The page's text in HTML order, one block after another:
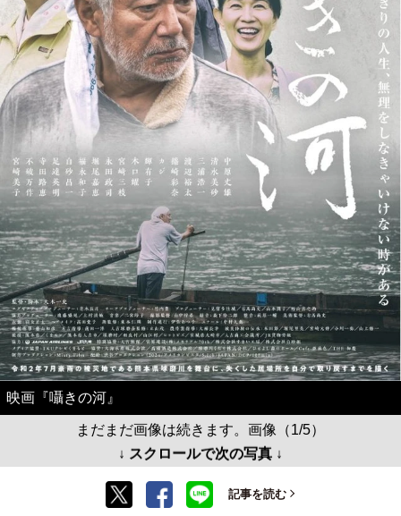
映画『囁きの河』
まだまだ画像は続きます。画像（1/5）
↓ スクロールで次の写真 ↓
記事を読む